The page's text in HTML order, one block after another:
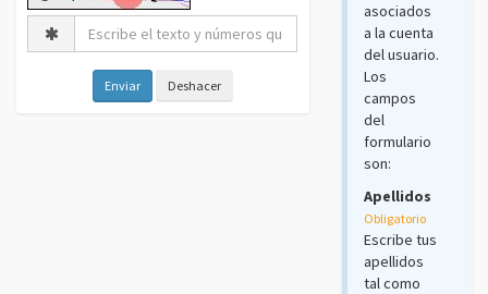
asociados
a la cuenta
del usuario.
Los
campos
del
formulario
son:
Apellidos
Obligatorio
Escribe tus
apellidos
tal como